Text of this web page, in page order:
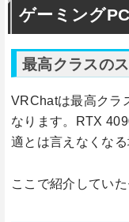
ゲーミングPC
最高クラスの
VRChatは最高クラ
なります。RTX
適とは言えなくなる
ここで紹介してい